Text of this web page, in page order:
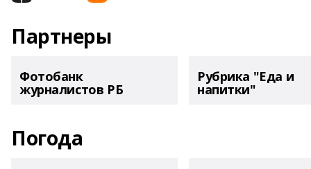
Партнеры
Фотобанк
журналистов РБ
Рубрика "Еда и
напитки"
Погода